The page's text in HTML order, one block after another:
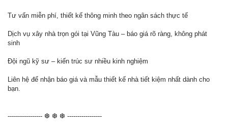
Tư vấn miễn phí, thiết kế thông minh theo ngân sách thực tế
Dịch vụ xây nhà trọn gói tại Vũng Tàu – báo giá rõ ràng, không phát
sinh
Đội ngũ kỹ sư – kiến trúc sư nhiều kinh nghiệm
Liên hệ để nhận báo giá và mẫu thiết kế nhà tiết kiệm nhất dành cho
bạn.
----------------- ❆ ❆ ❆ -----------------